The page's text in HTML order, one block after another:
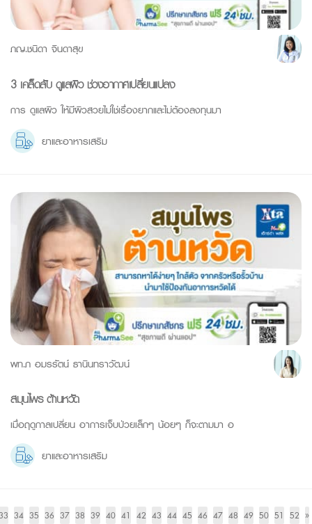
ภญ.ชนิดา จินดาสุข
3 เคล็ดลับ ดูแลผิว ช่วงอากาศเปลี่ยนแปลง
การ ดูแลผิว ให้มีผิวสวยไม่ใช่เรื่องยากและไม่ต้องลงทุนมา
ยาและอาหารเสริม
พท.ภ อมรรัตน์ ธานินทราวัฒน์
สมุนไพร ต้านหวัด
เมื่อฤดูกาลเปลี่ยน อาการเจ็บป่วยเล็กๆ น้อยๆ ก็จะตามมา อ
ยาและอาหารเสริม
34 35 36 37 38 39 40 41 42 43 44 45 46 47 48 49 50 51 52 »